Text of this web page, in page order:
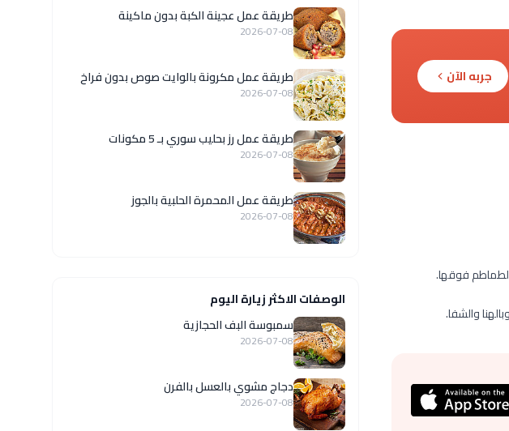
جربه الآن
فوقها.
والشفا.
طريقة عمل عجينة الكبة بدون ماكينة
2026-07-08
طريقة عمل مكرونة بالوايت صوص بدون فراخ
2026-07-08
طريقة عمل رز بحليب سوري بـ 5 مكونات
2026-07-08
طريقة عمل المحمرة الحلبية بالجوز
2026-07-08
الوصفات الاكثر زيارة اليوم
سمبوسة البف الحجازية
2026-07-08
دجاج مشوي بالعسل بالفرن
2026-07-08